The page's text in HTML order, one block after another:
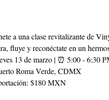
a una clase revitalizante de
fluye y reconéctate en un
13 de marzo | ⏰ 5:00 - 6:30
Roma Verde, CDMX
$180 MXN